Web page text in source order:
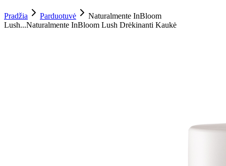
Pradžia Parduotuvė
Naturalmente InBloom
Lush...Naturalmente InBloom Lush Drėkinanti Kaukė